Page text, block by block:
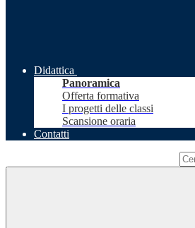
Didattica
Panoramica
Offerta formativa
I progetti delle classi
Scansione oraria
Contatti